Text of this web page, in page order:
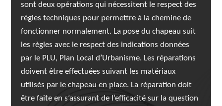
sont deux opérations qui nécessitent le respect des
règles techniques pour permettre à la chemine de
fonctionner normalement. La pose du chapeau suit
les règles avec le respect des indications données
par le PLU, Plan Local d’Urbanisme. Les réparations
doivent être effectuées suivant les matériaux
utilisés par le chapeau en place. La réparation doit
être faite en s’assurant de l’efficacité sur la question